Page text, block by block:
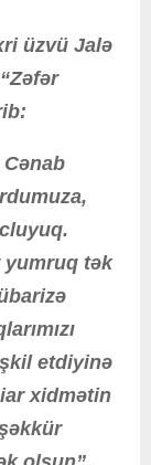
üzvü Jalə
yumruq tək
etdiyinə
xidmətin